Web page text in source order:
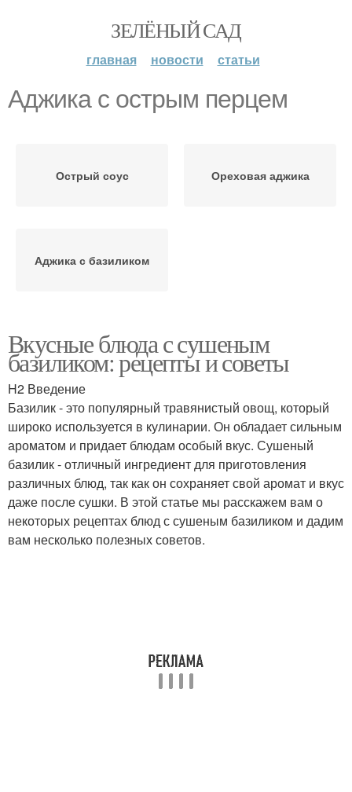
ЗЕЛЁНЫЙ САД
главная новости статьи
Аджика с острым перцем
Острый соус Ореховая аджика
Аджика с базиликом
Вкусные блюда с сушеным
базиликом: рецепты и советы
H2 Введение
Базилик - это популярный травянистый овощ, который
широко используется в кулинарии. Он обладает сильным
ароматом и придает блюдам особый вкус. Сушеный
базилик - отличный ингредиент для приготовления
различных блюд, так как он сохраняет свой аромат и вкус
даже после сушки. В этой статье мы расскажем вам о
некоторых рецептах блюд с сушеным базиликом и дадим
вам несколько полезных советов.